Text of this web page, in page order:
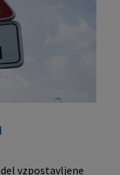
vzpostavljene